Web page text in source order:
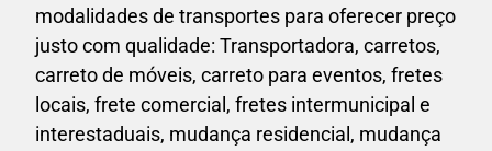
modalidades de transportes para oferecer preço
justo com qualidade: Transportadora, carretos,
carreto de móveis, carreto para eventos, fretes
locais, frete comercial, fretes intermunicipal e
interestaduais, mudança residencial, mudança